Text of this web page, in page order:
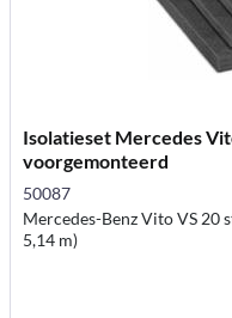
Isolatieset Mercedes
voorgemonteerd
50087
Mercedes-Benz Vito VS 20
5,14 m)